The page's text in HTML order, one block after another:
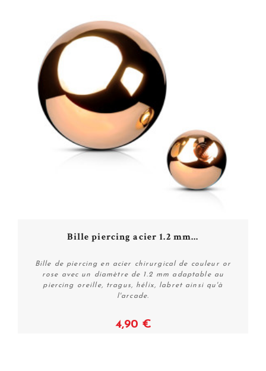
Voir
Bille piercing acier 1.2 mm...
Bille de piercing en acier chirurgical de couleur or
rose avec un diamètre de 1.2 mm adaptable au
piercing oreille, tragus, hélix, labret ainsi qu'à
l'arcade.
4,90 €